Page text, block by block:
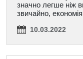
значно легше ніж
звичайно,
10.03.2022